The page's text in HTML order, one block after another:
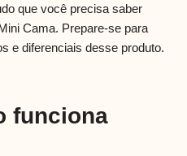
que você precisa saber
Cama. Prepare-se para
e diferenciais desse produto.
funciona